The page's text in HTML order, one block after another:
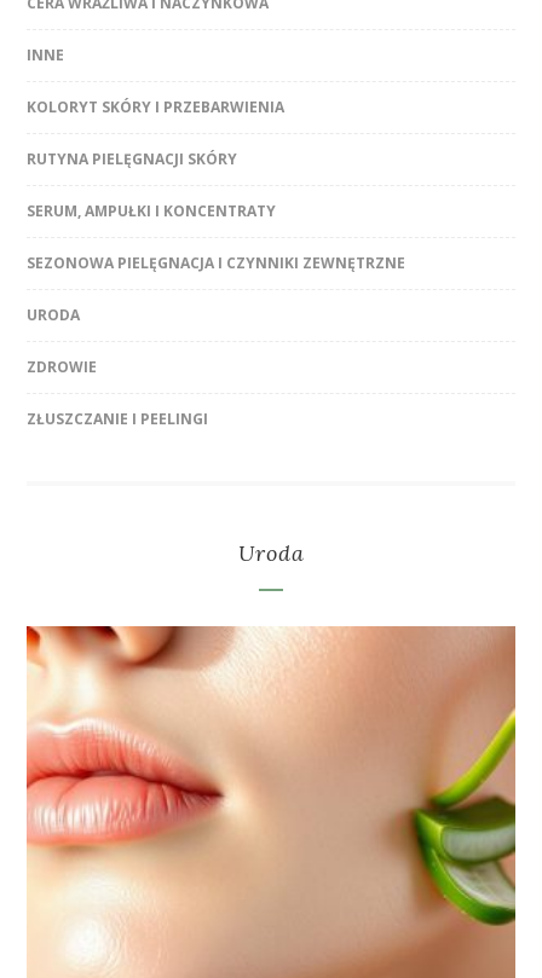
INNE
KOLORYT SKÓRY I PRZEBARWIENIA
RUTYNA PIELĘGNACJI SKÓRY
SERUM, AMPUŁKI I KONCENTRATY
SEZONOWA PIELĘGNACJA I CZYNNIKI ZEWNĘTRZNE
URODA
ZDROWIE
ZŁUSZCZANIE I PEELINGI
Uroda